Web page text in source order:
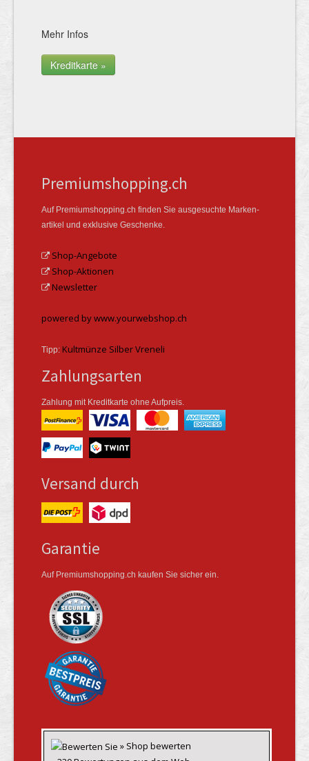
Mehr Infos
Kreditkarte »
Premiumshopping.ch
Auf Premiumshopping.ch finden Sie ausgesuchte Marken­
artikel und exklusive Geschenke.
Shop-Angebote
Shop-Aktionen
Newsletter
powered by www.yourwebshop.ch
Tipp: Kultmünze Silber Vreneli
Zahlungsarten
Zahlung mit Kreditkarte ohne Aufpreis.
Versand durch
Garantie
Auf Premiumshopping.ch kaufen Sie sicher ein.
» Shop bewerten